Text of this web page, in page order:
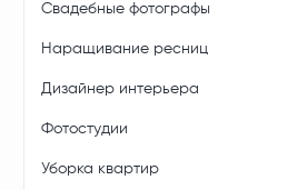
Свадебные фотографы
Наращивание ресниц
Дизайнер интерьера
Фотостудии
Уборка квартир